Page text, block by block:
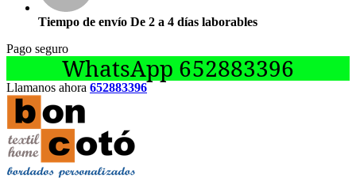
Tiempo de envío De 2 a 4 días laborables
Pago seguro
WhatsApp 652883396
Llamanos ahora 652883396